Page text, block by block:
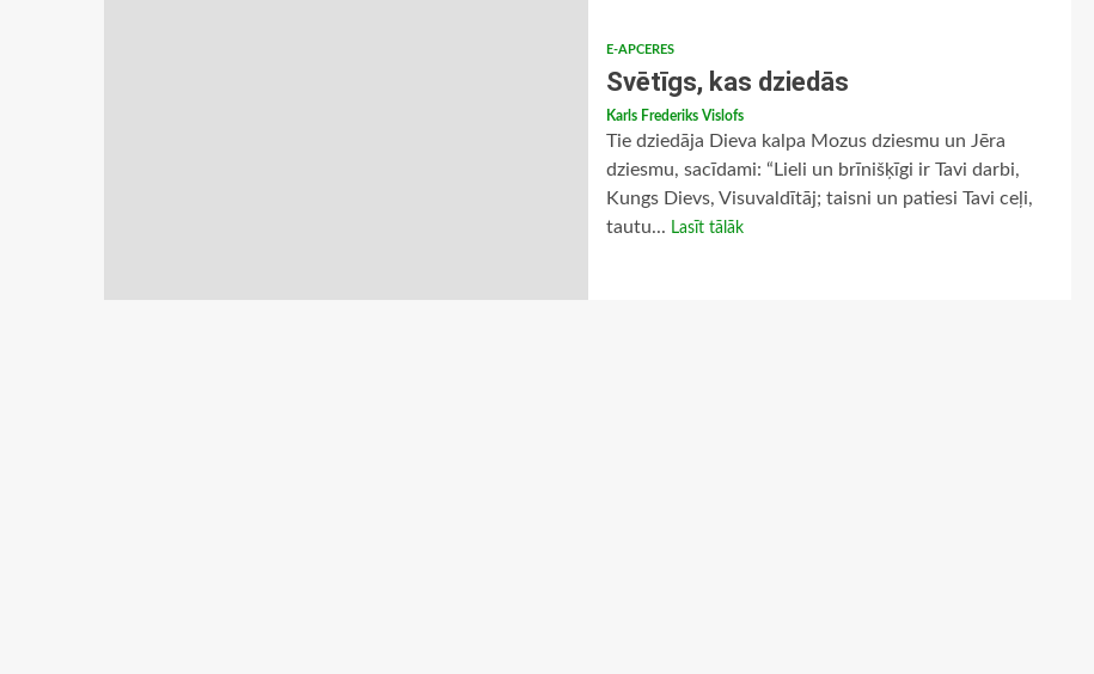
E-APCERES
Svētīgs, kas dziedās
Karls Frederiks Vislofs
Tie dziedāja Dieva kalpa Mozus dziesmu un Jēra
dziesmu, sacīdami: “Lieli un brīnišķīgi ir Tavi darbi,
Kungs Dievs, Visuvaldītāj; taisni un patiesi Tavi ceļi,
tautu... Lasīt tālāk